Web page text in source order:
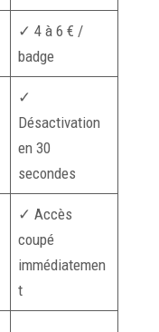
✓ 4 à 6 € /
badge
✓
Désactivation
en 30
secondes
✓ Accès
coupé
immédiatemen
t